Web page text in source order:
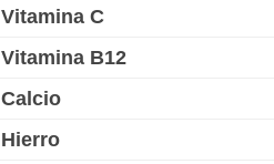
Vitamina C
Vitamina B12
Calcio
Hierro